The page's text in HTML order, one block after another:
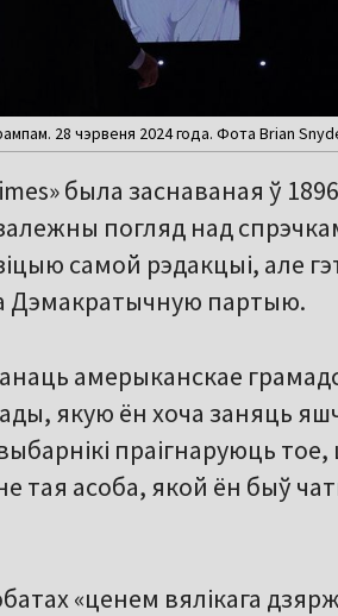
28 чэрвеня 2024 года. Фота Brian
была заснаваная ў
погляд над
самой рэдакцыі, але
Дэмакратычную партыю.
амерыканскае
якую ён хоча заняць
праігнаруюць тое,
тая асоба, якой ён быў
«ценем вялікага